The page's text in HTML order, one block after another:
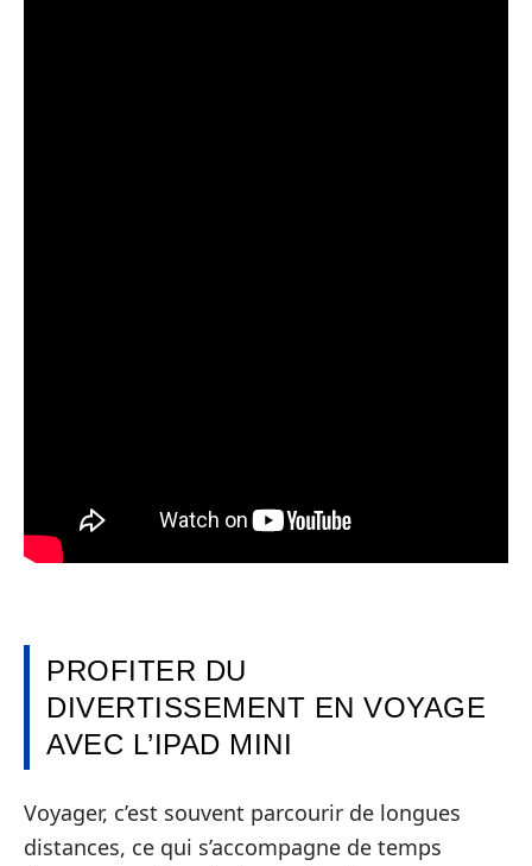
PROFITER DU
DIVERTISSEMENT EN VOYAGE
AVEC L’IPAD MINI
Voyager, c’est souvent parcourir de longues
distances, ce qui s’accompagne de temps